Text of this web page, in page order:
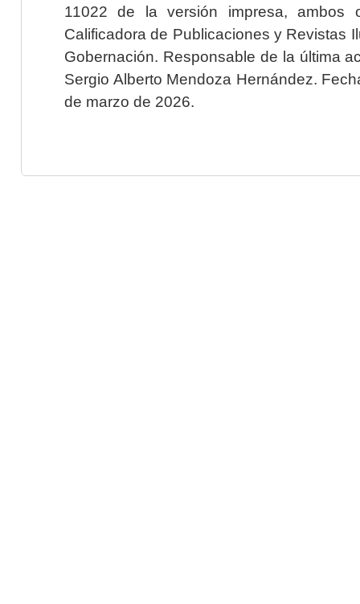
11022 de la versión impresa, ambos
Calificadora de Publicaciones y Revistas
Gobernación. Responsable de la última
Sergio Alberto Mendoza Hernández.
de marzo de 2026.